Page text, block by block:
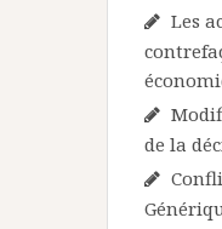
Les
de la